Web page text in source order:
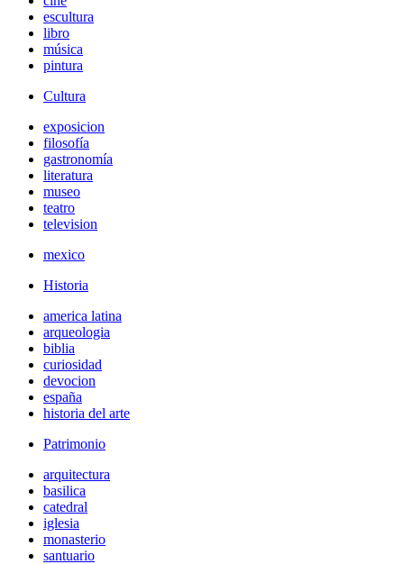
escultura
libro
música
pintura
Cultura
exposicion
filosofía
gastronomía
literatura
museo
teatro
television
mexico
Historia
america latina
arqueologia
biblia
curiosidad
devocion
españa
historia del arte
Patrimonio
arquitectura
basilica
catedral
iglesia
monasterio
santuario